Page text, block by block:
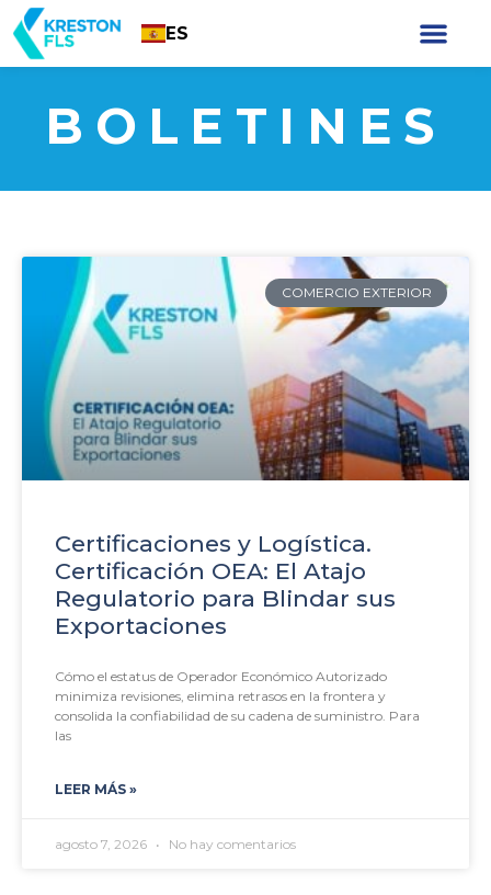
ES
BOLETINES
COMERCIO EXTERIOR
Certificaciones y Logística.
Certificación OEA: El Atajo
Regulatorio para Blindar sus
Exportaciones
Cómo el estatus de Operador Económico Autorizado
minimiza revisiones, elimina retrasos en la frontera y
consolida la confiabilidad de su cadena de suministro. Para
las
LEER MÁS »
agosto 7, 2026 No hay comentarios